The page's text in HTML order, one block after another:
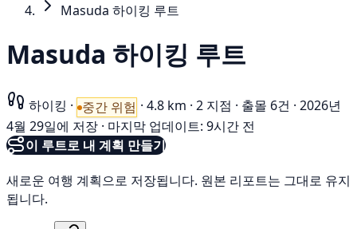
Masuda 하이킹 루트
Masuda 하이킹 루트
하이킹 · 중간 위험 · 4.8 km · 2 지점 · 출몰 6건 · 2026년
4월 29일에 저장 · 마지막 업데이트: 9시간 전
이 루트로 내 계획 만들기
새로운 여행 계획으로 저장됩니다. 원본 리포트는 그대로 유지
됩니다.